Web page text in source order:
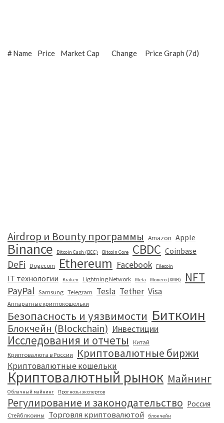
#Name Price Market Cap Change Price Graph (7d)
Airdrop и Bounty программы Amazon Apple
Binance Bitcoin Cash (BCC) Bitcoin Core CBDC Coinbase
DeFi Dogecoin Ethereum Facebook Filecoin
IT технологии Kraken Lightning Network Meta Monero (XMR) NFT
PayPal Samsung Telegram Tesla Tether Visa
Аппаратные криптокошельки
Безопасность и уязвимости Биткоин
Блокчейн (Blockchain) Инвестиции
Исследования и отчеты
Китай
Криптовалюта в России
Криптовалютные биржи
Криптовалютные кошельки
Криптовалютный рынок Майнинг
Облачный майнинг Прогнозы экспертов
Регулирование и законодательство Россия
Стейблкоины Торговля криптовалютой
блокчейн